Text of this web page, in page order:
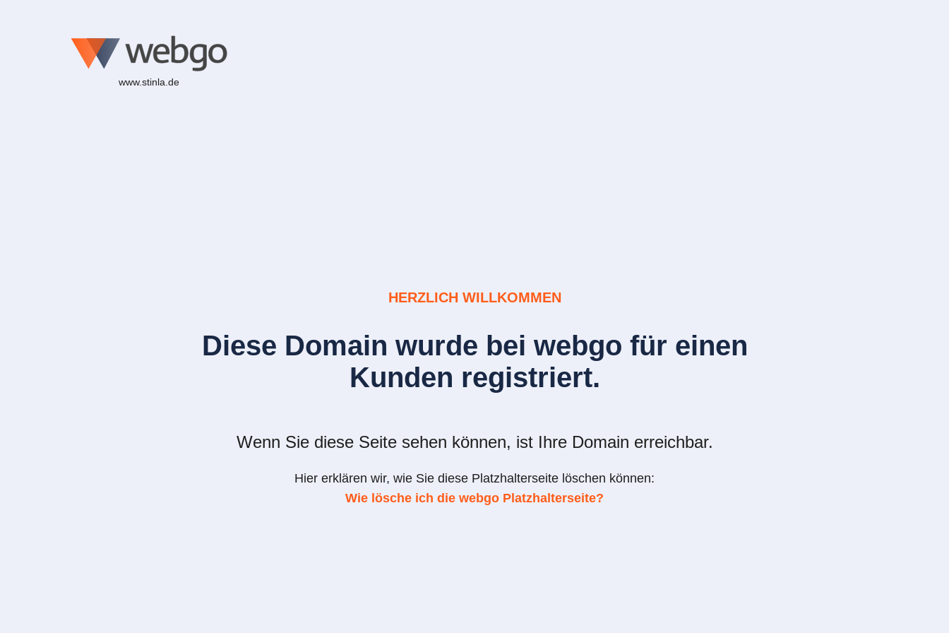
www.stinla.de
HERZLICH WILLKOMMEN
Diese Domain wurde bei webgo für einen
Kunden registriert.
Wenn Sie diese Seite sehen können, ist Ihre Domain erreichbar.
Hier erklären wir, wie Sie diese Platzhalterseite löschen können:
Wie lösche ich die webgo Platzhalterseite?